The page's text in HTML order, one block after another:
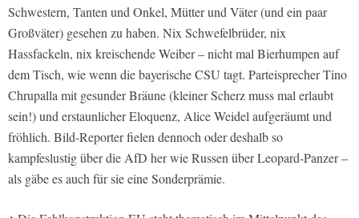
Schwestern, Tanten und Onkel, Mütter und Väter (und ein paar
Großväter) gesehen zu haben. Nix Schwefelbrüder, nix
Hassfackeln, nix kreischende Weiber – nicht mal Bierhumpen auf
dem Tisch, wie wenn die bayerische CSU tagt. Parteisprecher Tino
Chrupalla mit gesunder Bräune (kleiner Scherz muss mal erlaubt
sein!) und erstaunlicher Eloquenz, Alice Weidel aufgeräumt und
fröhlich. Bild-Reporter fielen dennoch oder deshalb so
kampfeslustig über die AfD her wie Russen über Leopard-Panzer –
als gäbe es auch für sie eine Sonderprämie.